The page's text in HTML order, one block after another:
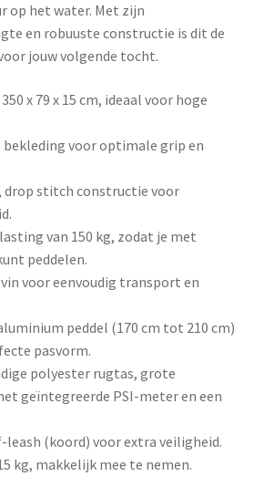
op het water. Met zijn
en robuuste constructie is dit de
jouw volgende tocht.
x 79 x 15 cm, ideaal voor hoge
bekleding voor optimale grip en
drop stitch constructie voor
van 150 kg, zodat je met
peddelen.
voor eenvoudig transport en
peddel (170 cm tot 210 cm)
pasvorm.
polyester rugtas, grote
geïntegreerde PSI-meter en een
leash (koord) voor extra veiligheid.
kg, makkelijk mee te nemen.